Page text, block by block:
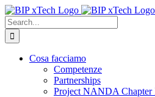
Skip
to
content
Search
for:
Cosa facciamo
Competenze
Partnerships
Project NANDA Chapter